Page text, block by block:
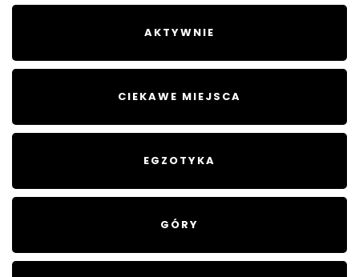
AKTYWNIE
CIEKAWE MIEJSCA
EGZOTYKA
GÓRY